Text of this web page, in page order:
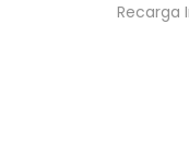
Recarga